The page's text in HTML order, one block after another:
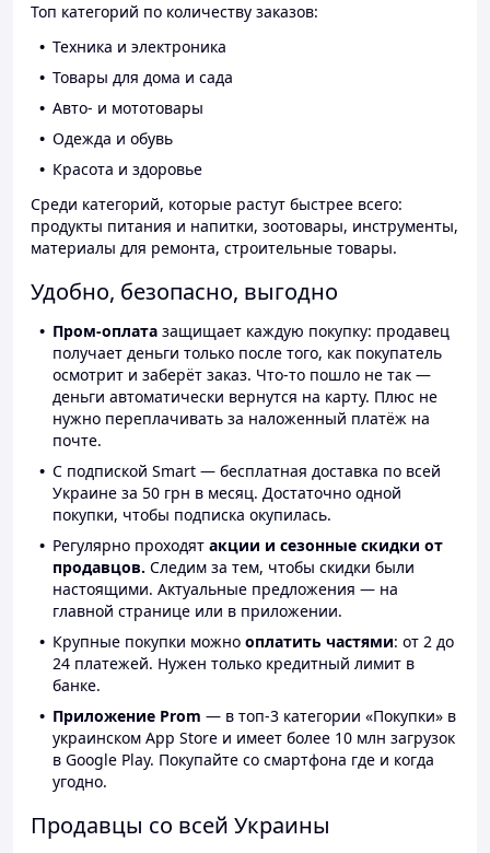
Топ категорий по количеству заказов:
Техника и электроника
Товары для дома и сада
Авто- и мототовары
Одежда и обувь
Красота и здоровье
Среди категорий, которые растут быстрее всего:
продукты питания и напитки, зоотовары, инструменты,
материалы для ремонта, строительные товары.
Удобно, безопасно, выгодно
Пром-оплата защищает каждую покупку: продавец
получает деньги только после того, как покупатель
осмотрит и заберёт заказ. Что-то пошло не так —
деньги автоматически вернутся на карту. Плюс не
нужно переплачивать за наложенный платёж на
почте.
С подпиской Smart — бесплатная доставка по всей
Украине за 50 грн в месяц. Достаточно одной
покупки, чтобы подписка окупилась.
Регулярно проходят акции и сезонные скидки от
продавцов. Следим за тем, чтобы скидки были
настоящими. Актуальные предложения — на
главной странице или в приложении.
Крупные покупки можно оплатить частями: от 2 до
24 платежей. Нужен только кредитный лимит в
банке.
Приложение Prom — в топ-3 категории «Покупки» в
украинском App Store и имеет более 10 млн загрузок
в Google Play. Покупайте со смартфона где и когда
угодно.
Продавцы со всей Украины